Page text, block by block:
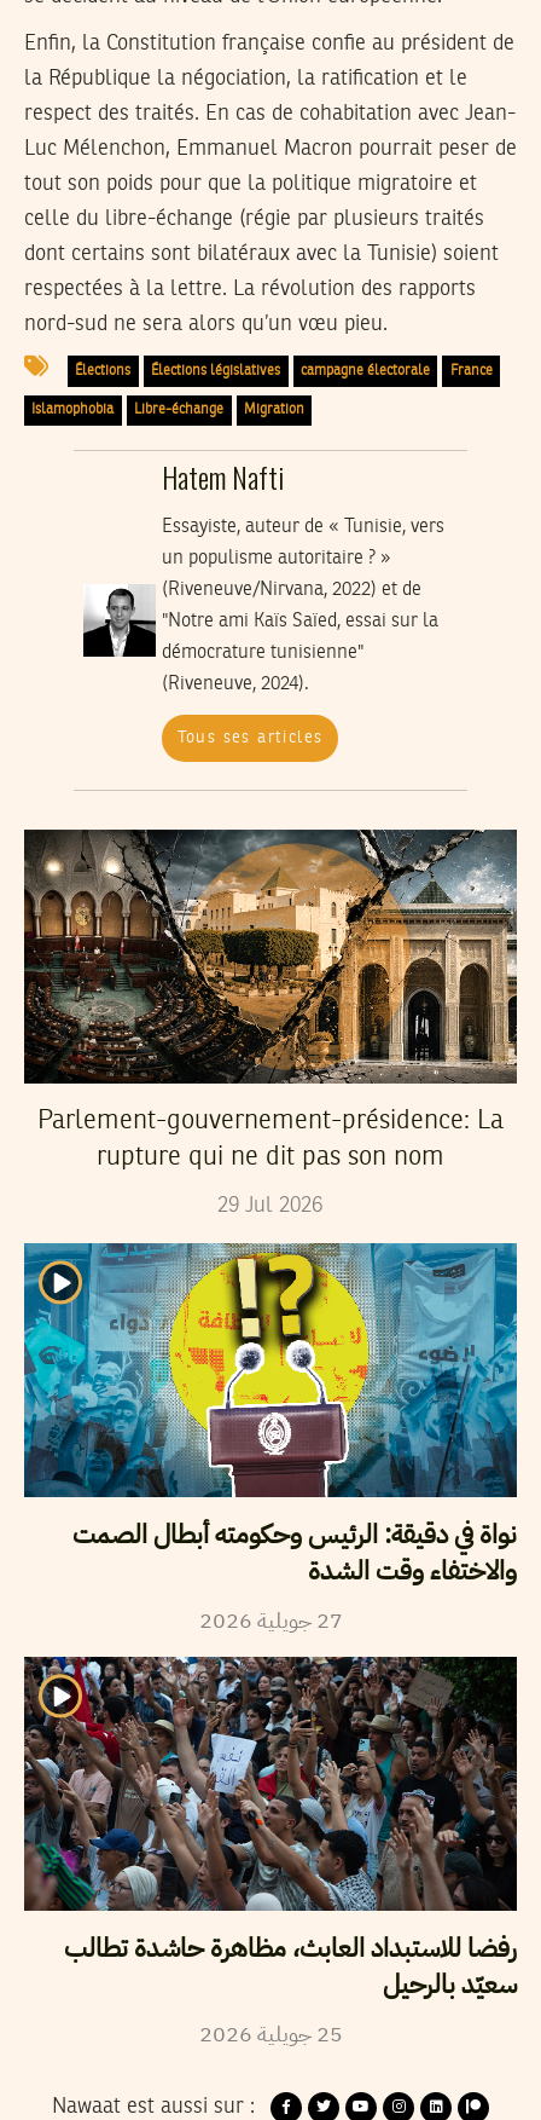
Enfin, la Constitution française confie au président de
la République la négociation, la ratification et le
respect des traités. En cas de cohabitation avec Jean-
Luc Mélenchon, Emmanuel Macron pourrait peser de
tout son poids pour que la politique migratoire et
celle du libre-échange (régie par plusieurs traités
dont certains sont bilatéraux avec la Tunisie) soient
respectées à la lettre. La révolution des rapports
nord-sud ne sera alors qu’un vœu pieu.
Élections Élections législatives campagne électorale France
Islamophobia Libre-échange Migration
Hatem Nafti
Essayiste, auteur de « Tunisie, vers
un populisme autoritaire ? »
(Riveneuve/Nirvana, 2022) et de
"Notre ami Kaïs Saïed, essai sur la
démocrature tunisienne"
(Riveneuve, 2024).
Tous ses articles
Parlement-gouvernement-présidence: La
rupture qui ne dit pas son nom
29 Jul 2026
نواة في دقيقة: الرئيس وحكومته أبطال الصمت
والاختفاء وقت الشدة
27 جويلية2026
رفضا للاستبداد العابث، مظاهرة حاشدة تطالب
سعيّد بالرحيل
25 جويلية2026
Nawaat est aussi sur :